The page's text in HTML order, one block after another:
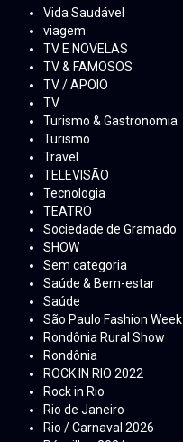
Vida Saudável
viagem
TV E NOVELAS
TV & FAMOSOS
TV / APOIO
TV
Turismo & Gastronomia
Turismo
Travel
TELEVISÃO
Tecnologia
TEATRO
Sociedade de Gramado
SHOW
Sem categoria
Saúde & Bem-estar
Saúde
São Paulo Fashion Week
Rondônia Rural Show
Rondônia
ROCK IN RIO 2022
Rock in Rio
Rio de Janeiro
Rio / Carnaval 2026